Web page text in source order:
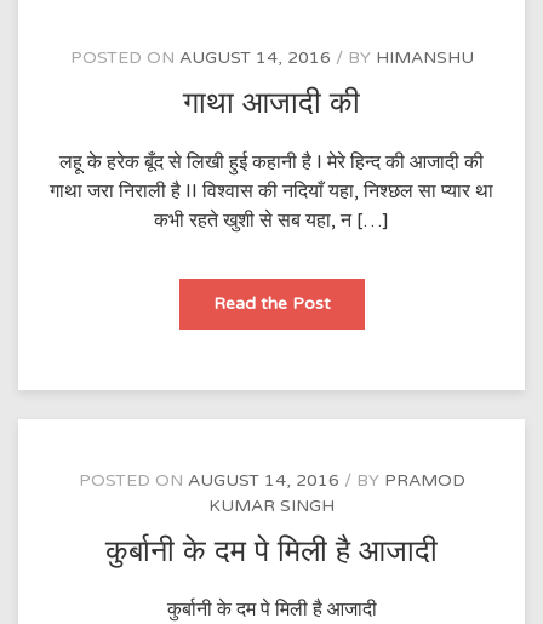
POSTED ON AUGUST 14, 2016 BY HIMANSHU
गाथा आजादी की
लहू के हरेक बूँद से लिखी हुई कहानी है I मेरे हिन्द की आजादी की
गाथा जरा निराली है II विश्वास की नदियाँ यहा, निश्छल सा प्यार था
कभी रहते खुशी से सब यहा, न […]
Read the Postगाथा
की
POSTED ON AUGUST 14, 2016 BY PRAMOD
KUMAR SINGH
कुर्बानी के दम पे मिली है आजादी
कुर्बानी के दम पे मिली है आजादी